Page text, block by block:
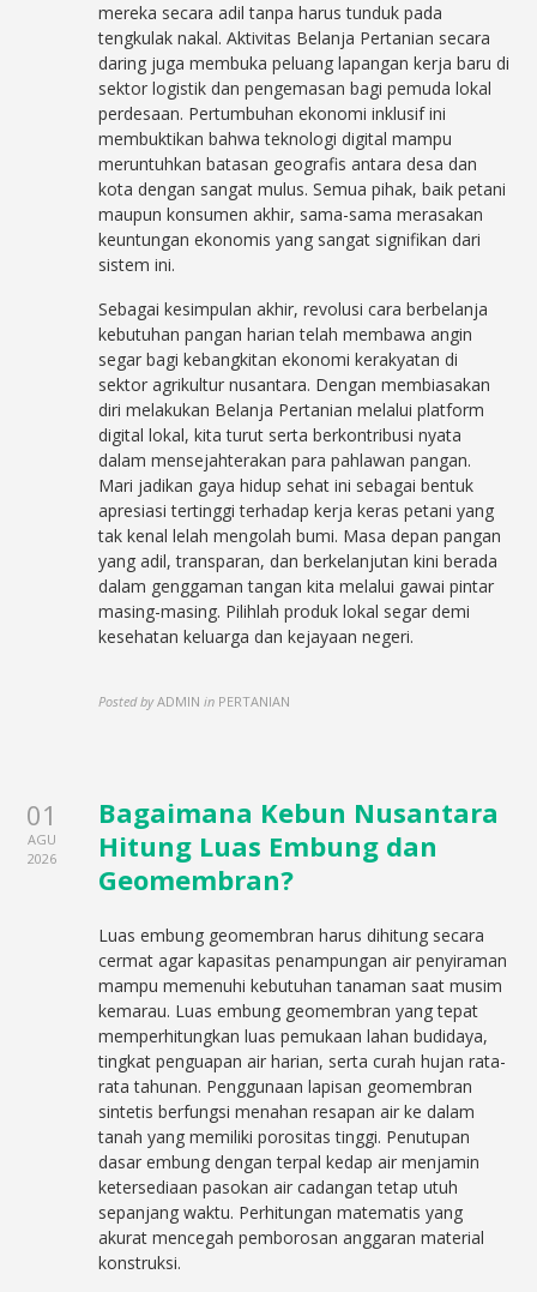
mereka secara adil tanpa harus tunduk pada
tengkulak nakal. Aktivitas Belanja Pertanian secara
daring juga membuka peluang lapangan kerja baru di
sektor logistik dan pengemasan bagi pemuda lokal
perdesaan. Pertumbuhan ekonomi inklusif ini
membuktikan bahwa teknologi digital mampu
meruntuhkan batasan geografis antara desa dan
kota dengan sangat mulus. Semua pihak, baik petani
maupun konsumen akhir, sama-sama merasakan
keuntungan ekonomis yang sangat signifikan dari
sistem ini.
Sebagai kesimpulan akhir, revolusi cara berbelanja
kebutuhan pangan harian telah membawa angin
segar bagi kebangkitan ekonomi kerakyatan di
sektor agrikultur nusantara. Dengan membiasakan
diri melakukan Belanja Pertanian melalui platform
digital lokal, kita turut serta berkontribusi nyata
dalam mensejahterakan para pahlawan pangan.
Mari jadikan gaya hidup sehat ini sebagai bentuk
apresiasi tertinggi terhadap kerja keras petani yang
tak kenal lelah mengolah bumi. Masa depan pangan
yang adil, transparan, dan berkelanjutan kini berada
dalam genggaman tangan kita melalui gawai pintar
masing-masing. Pilihlah produk lokal segar demi
kesehatan keluarga dan kejayaan negeri.
Posted by ADMIN in PERTANIAN
01
AGU
2026
Bagaimana Kebun Nusantara
Hitung Luas Embung dan
Geomembran?
Luas embung geomembran harus dihitung secara
cermat agar kapasitas penampungan air penyiraman
mampu memenuhi kebutuhan tanaman saat musim
kemarau. Luas embung geomembran yang tepat
memperhitungkan luas pemukaan lahan budidaya,
tingkat penguapan air harian, serta curah hujan rata-
rata tahunan. Penggunaan lapisan geomembran
sintetis berfungsi menahan resapan air ke dalam
tanah yang memiliki porositas tinggi. Penutupan
dasar embung dengan terpal kedap air menjamin
ketersediaan pasokan air cadangan tetap utuh
sepanjang waktu. Perhitungan matematis yang
akurat mencegah pemborosan anggaran material
konstruksi.